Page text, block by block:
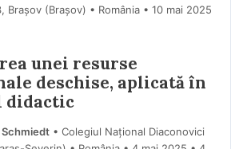
Brașov (Braşov) • România
10 mai 2025
unei resurse
deschise, aplicată în
didactic
Schmiedt• Colegiul Național Diaconovici